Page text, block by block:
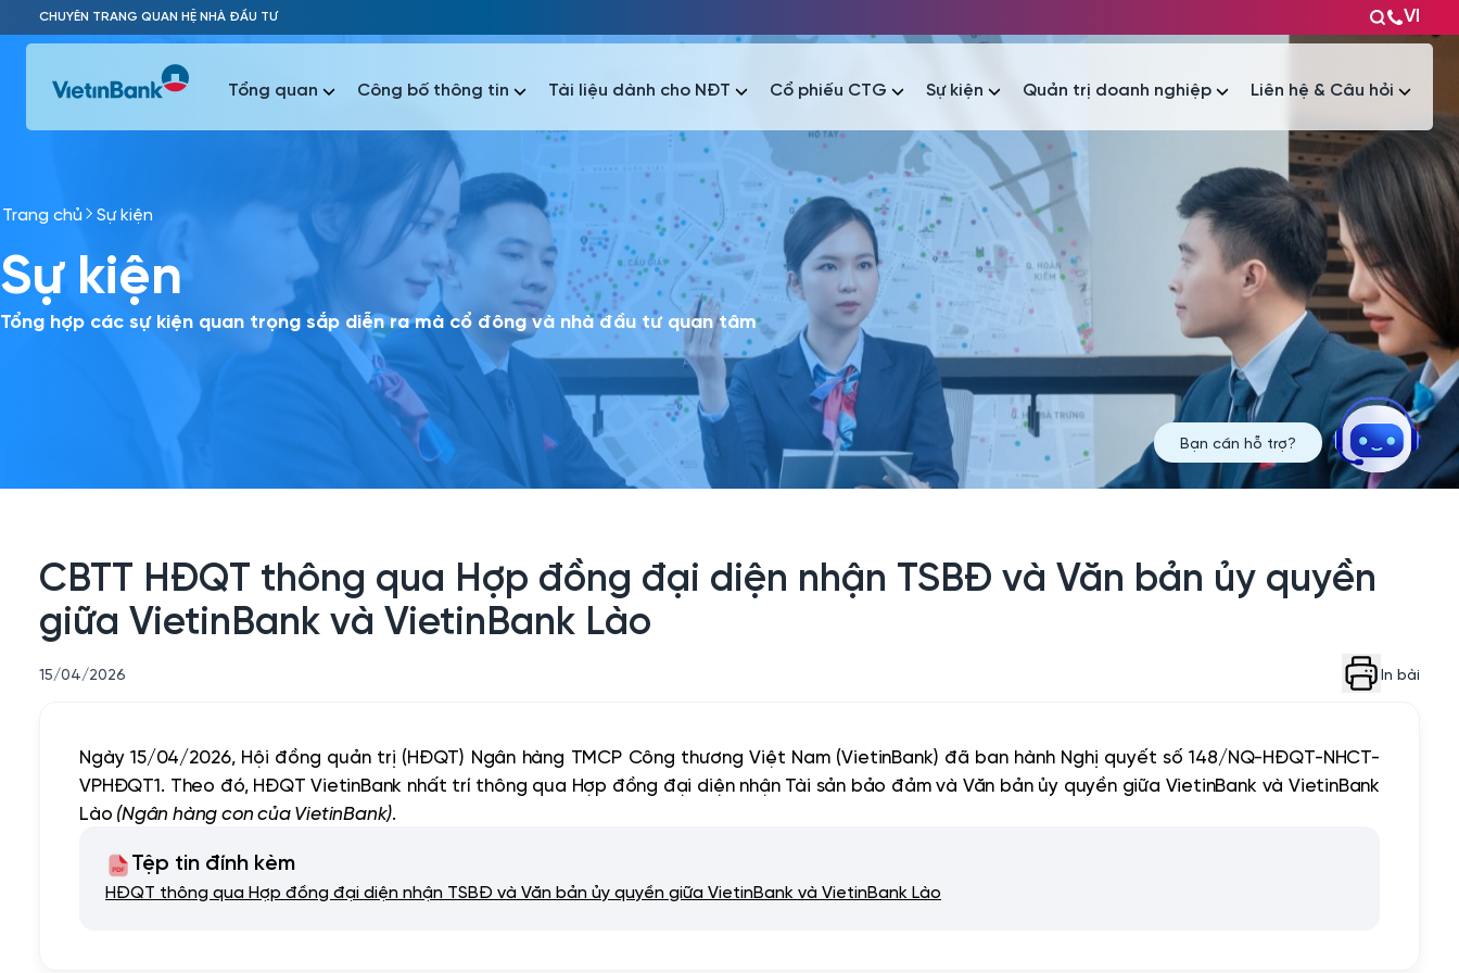
Skip to Main Content
CHUYÊN TRANG QUAN HỆ NHÀ ĐẦU TƯ VI
Phổ biến nhất
Báo cáo tài chính Thông tin giao dịch Công bố thông tin Sự kiện
Tổng quan Công bố thông tin Tài liệu dành cho NĐT Cổ phiếu CTG Sự kiện Quản trị doanh nghiệp Liên hệ & Câu hỏi
Phổ biến nhất
Thông tin giao dịch Công bố thông tin Tài liệu
Trang chủ Sự kiện
Sự kiện
Tổng hợp các sự kiện quan trọng sắp diễn ra mà cổ đông và nhà đầu tư quan tâm
CBTT HĐQT thông qua Hợp đồng đại diện nhận TSBĐ và Văn bản ủy quyền
giữa VietinBank và VietinBank Lào
15/04/2026 In bài
Ngày 15/04/2026, Hội đồng quản trị (HĐQT) Ngân hàng TMCP Công thương Việt Nam (VietinBank) đã ban hành Nghị quyết số 148/NQ-HĐQT-NHCT-
VPHĐQT1. Theo đó, HĐQT VietinBank nhất trí thông qua Hợp đồng đại diện nhận Tài sản bảo đảm và Văn bản ủy quyền giữa VietinBank và VietinBank
Lào (Ngân hàng con của VietinBank).
Tệp tin đính kèm
HĐQT thông qua Hợp đồng đại diện nhận TSBĐ và Văn bản ủy quyền giữa VietinBank và VietinBank Lào
Bạn cần hỗ trợ?